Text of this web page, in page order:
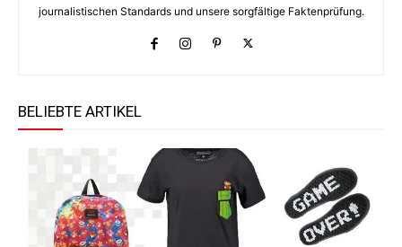
journalistischen Standards und unsere sorgfältige Faktenprüfung.
BELIEBTE ARTIKEL